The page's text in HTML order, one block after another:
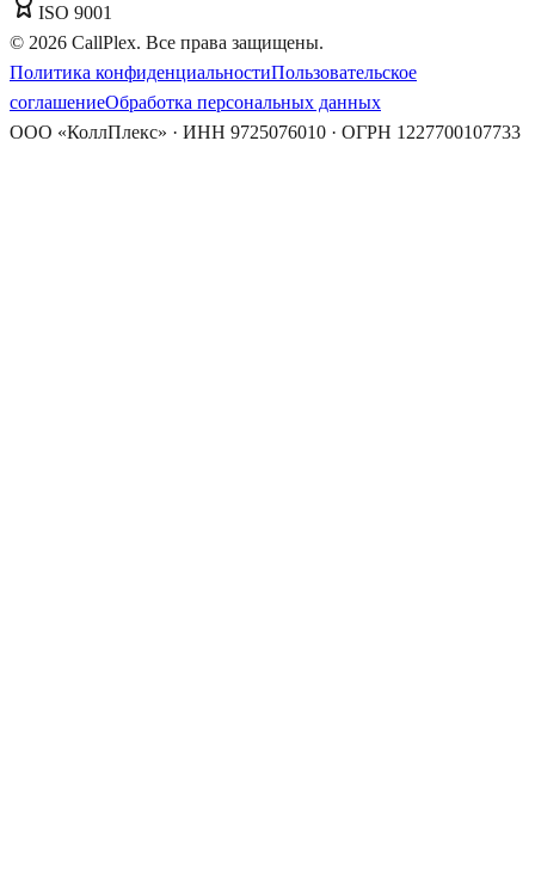
ISO 9001
© 2026 CallPlex. Все права защищены.
Политика конфиденциальностиПользовательское
соглашениеОбработка персональных данных
ООО «КоллПлекс» · ИНН 9725076010 · ОГРН 1227700107733